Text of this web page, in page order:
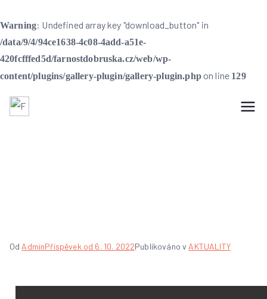
Warning: Undefined array key "download_button" in
/data/9/4/94ce1638-4c08-4add-a51e-
420fcfffed5d/farnostdobruska.cz/web/wp-
content/plugins/gallery-plugin/gallery-plugin.phpon line 129
Od AdminPříspěvek od 6. 10. 2022Publikováno v AKTUALITY